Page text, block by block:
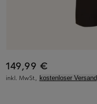
149,99 €
inkl. MwSt., kostenloser Versand